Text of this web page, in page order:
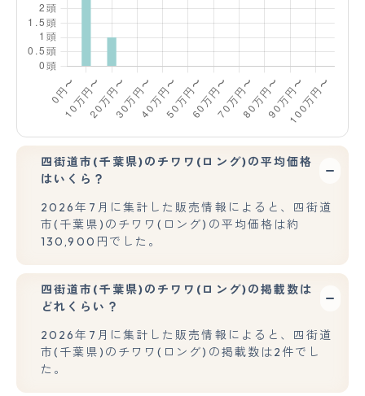
四街道市(千葉県)のチワワ(ロング)の平均価格
はいくら？
2026年7月に集計した販売情報によると、四街道
市(千葉県)のチワワ(ロング)の平均価格は約
130,900円でした。
四街道市(千葉県)のチワワ(ロング)の掲載数は
どれくらい？
2026年7月に集計した販売情報によると、四街道
市(千葉県)のチワワ(ロング)の掲載数は2件でし
た。